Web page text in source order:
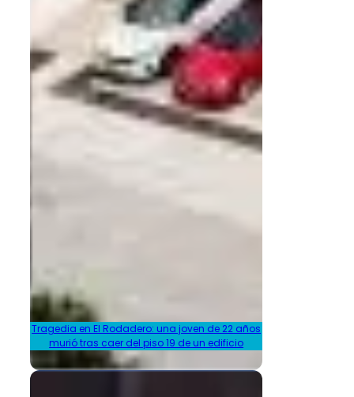
Tragedia en El Rodadero: una joven de 22 años
murió tras caer del piso 19 de un edificio